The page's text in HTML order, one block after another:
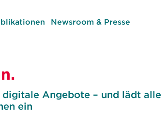
Newsroom & Presse
Angebote – und lädt alle
ein